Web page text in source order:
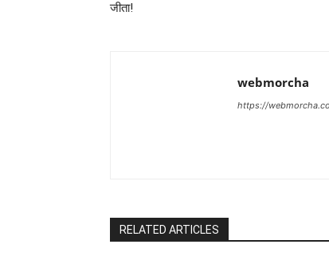
जीता!
webmorcha
https://
RELATED ARTICLES